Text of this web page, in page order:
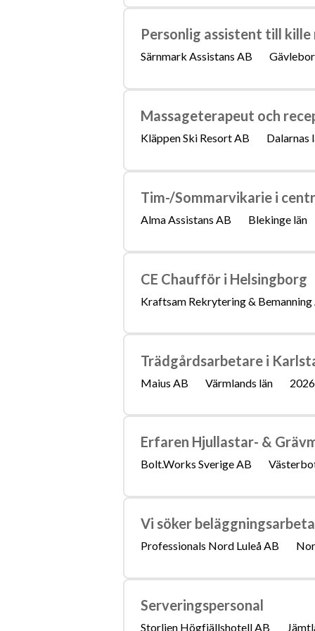
Personlig assistent till
Särnmark Assistans AB
Massageterapeut och
Kläppen Ski Resort AB Dalarnas
Tim-/Sommarvikarie i
Alma Assistans AB Blekinge län
CE Chaufför i Helsingborg
Kraftsam Rekrytering & Bemanning
Trädgårdsarbetare i
Maius AB Värmlands län
Erfaren Hjullastar- &
Bolt.Works Sverige AB
Vi söker
Professionals Nord Luleå AB
Serveringspersonal
Storlien Högfjällshotell AB